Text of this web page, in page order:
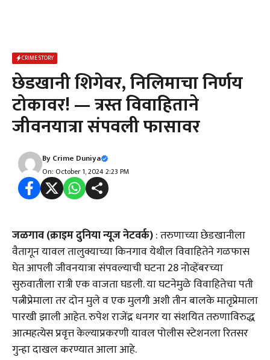
CRIME STORY
छेडखानी शिगेवर, निलिमाचा निर्णय
टोकावर! — त्रस्त विवाहिताने
जीवनयात्रा संपवली फासावर
ByCrime Duniya
On: October 1, 2024 2:23 PM
जळगाव (क्राइम दुनिया न्यूज नेटवर्क): तरुणाच्या छेडखानीला
वैतागून यावल तालुक्याच्या किनगाव येथील विवाहितेने गळफास
घेत आपली जीवनयात्रा संपवल्याची घटना 28 नोव्हेंबरच्या
सुरुवातीला रात्री एक वाजता घडली. या घटनेमुळे विवाहितेचा पती
पत्नीप्रेमाला तर दोन मुले व एक मुलगी अशी तीन बालके मातृप्रेमाला
पारखी झाली आहेत. रुपेश राजेंद्र धनगर या संशयित तरुणाविरुद्ध
आत्महत्येस प्रवृत्त केल्याप्रकरणी यावल पोलीस स्टेशनला रितसर
गुन्हा दाखल करण्यात आला आहे.